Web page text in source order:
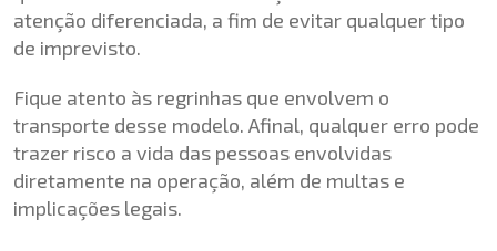
atenção diferenciada, a fim de evitar qualquer tipo
de imprevisto.
Fique atento às regrinhas que envolvem o
transporte desse modelo. Afinal, qualquer erro pode
trazer risco a vida das pessoas envolvidas
diretamente na operação, além de multas e
implicações legais.